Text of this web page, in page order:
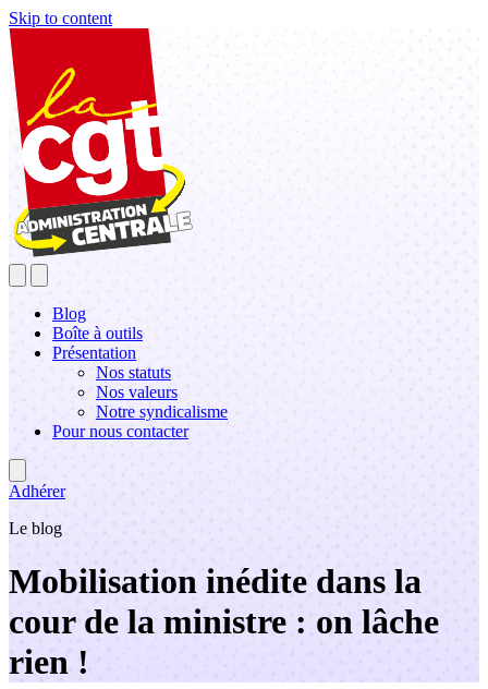
Skip to content
Blog
Boîte à outils
Présentation
Nos statuts
Nos valeurs
Notre syndicalisme
Pour nous contacter
Adhérer
Le blog
Mobilisation inédite dans la
cour de la ministre : on lâche
rien !